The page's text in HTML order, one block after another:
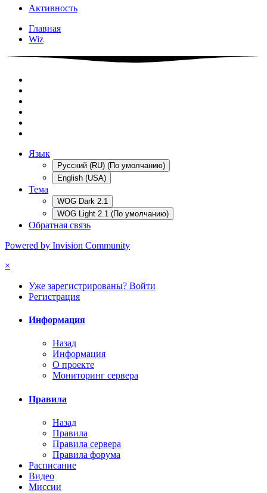
Активность
Главная
Wiz
Язык
Русский (RU) (По умолчанию)
English (USA)
Тема
WOG Dark 2.1
WOG Light 2.1 (По умолчанию)
Обратная связь
Powered by Invision Community
×
Уже зарегистрированы? Войти
Регистрация
Информация
Назад
Информация
О проекте
Мониторинг сервера
Правила
Назад
Правила
Правила сервера
Правила форума
Расписание
Видео
Миссии